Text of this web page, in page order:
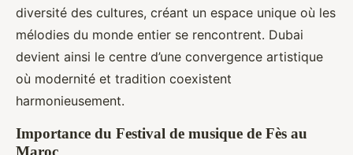
diversité des cultures, créant un espace unique où les
mélodies du monde entier se rencontrent. Dubai
devient ainsi le centre d’une convergence artistique
où modernité et tradition coexistent
harmonieusement.
Importance du Festival de musique de Fès au
Maroc